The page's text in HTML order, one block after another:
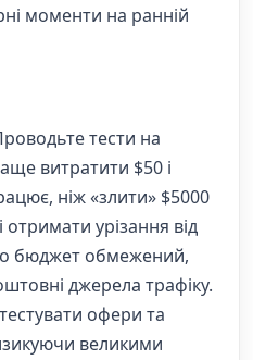
моменти на ранній
тести на
витратити $50 і
ніж «злити» $5000
отримати урізання від
бюджет обмежений,
джерела трафіку.
офери та
великими